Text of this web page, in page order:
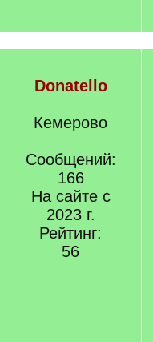
Donatello
Кемерово
Сообщений:
166
На сайте с
2023 г.
Рейтинг:
56